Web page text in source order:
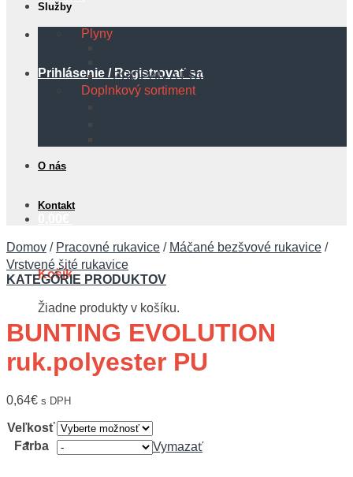
Prihlásenie / Registrovať sa
Košík
Žiadne produkty v košíku.
Služby
Plyny
PROPÁN A PROPÁN BUTÁN
Doplnkový sortiment
O nás
Kontakt
Domov / Pracovné rukavice / Máčané bezšvové rukavice /
Vrstvené šité rukavice
KATEGÓRIE PRODUKTOV
BUNTING EVOLUTION
ruk.polyester PU
0,64€ s DPH
Veľkosť
Farba
Vymazať